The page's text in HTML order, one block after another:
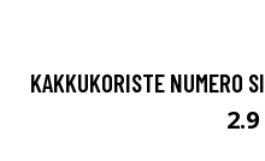
KAKKUKORISTE NUMERO